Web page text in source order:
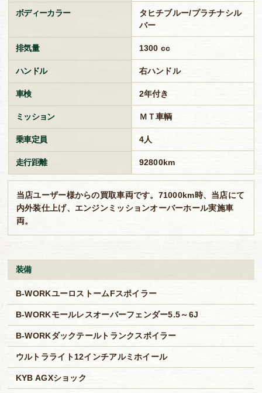
ボディーカラー
タヒチブルー/プラチナシル
バー
排気量 1300 cc
ハンドル 右ハンドル
車検 2年付き
ミッション ＭＴ車輌
乗車定員 4人
走行距離 92800km
当店ユーザー様からの買取車両です。71000km時、当店にて
内外装仕上げ、エンジンミッションオーバーホール実施車
両。
装備
B-WORKユーロストームFスポイラー
B-WORKモールレスオーバーフェンダー5.5～6J
B-WORKダックテールトランクスポイラー
ウルトラライト12インチアルミホイール
KYB AGXショック